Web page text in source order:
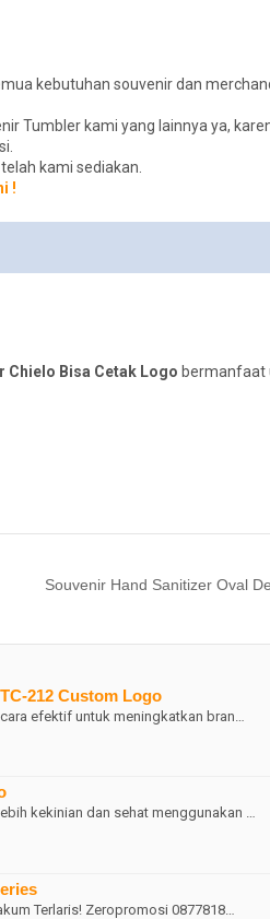
kebutuhan souvenir dan
Tumbler kami yang lainnya ya,
kami sediakan.
!
Chielo Bisa Cetak Logo bermanfaat
Souvenir Hand Sanitizer Oval
212 Custom Logo
efektif untuk meningkatkan bran…
kekinian dan sehat menggunakan …
Terlaris! Zeropromosi 0877818…